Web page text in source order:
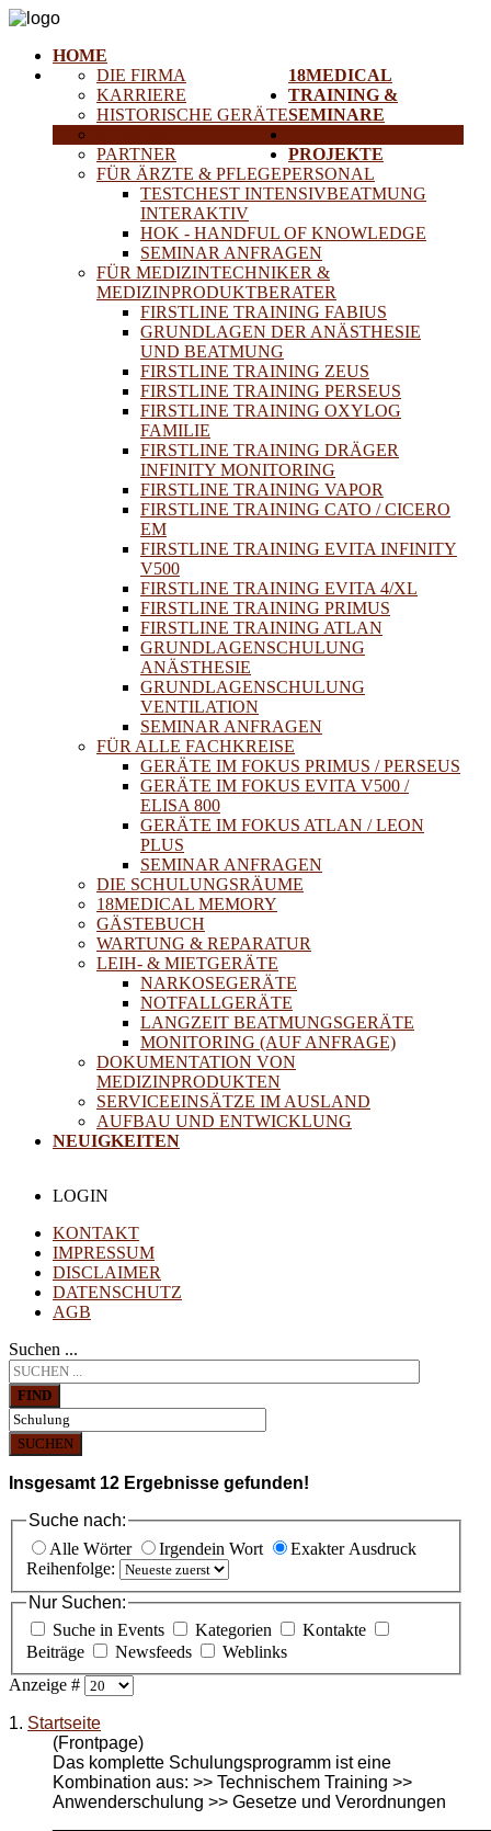
HOME
18MEDICAL
DIE FIRMA
KARRIERE
HISTORISCHE GERÄTE
PARTNER
TRAINING &
SEMINARE
FÜR ÄRZTE & PFLEGEPERSONAL
TESTCHEST INTENSIVBEATMUNG
INTERAKTIV
HOK - HANDFUL OF KNOWLEDGE
SEMINAR ANFRAGEN
FÜR MEDIZINTECHNIKER &
MEDIZINPRODUKTBERATER
FIRSTLINE TRAINING FABIUS
GRUNDLAGEN DER ANÄSTHESIE
UND BEATMUNG
FIRSTLINE TRAINING ZEUS
FIRSTLINE TRAINING PERSEUS
FIRSTLINE TRAINING OXYLOG
FAMILIE
FIRSTLINE TRAINING DRÄGER
INFINITY MONITORING
FIRSTLINE TRAINING VAPOR
FIRSTLINE TRAINING CATO / CICERO
EM
FIRSTLINE TRAINING EVITA INFINITY
V500
FIRSTLINE TRAINING EVITA 4/XL
FIRSTLINE TRAINING PRIMUS
FIRSTLINE TRAINING ATLAN
GRUNDLAGENSCHULUNG
ANÄSTHESIE
GRUNDLAGENSCHULUNG
VENTILATION
SEMINAR ANFRAGEN
FÜR ALLE FACHKREISE
GERÄTE IM FOKUS PRIMUS / PERSEUS
GERÄTE IM FOKUS EVITA V500 /
ELISA 800
GERÄTE IM FOKUS ATLAN / LEON
PLUS
SEMINAR ANFRAGEN
DIE SCHULUNGSRÄUME
18MEDICAL MEMORY
GÄSTEBUCH
WARTUNG & REPARATUR
LEIH- & MIETGERÄTE
NARKOSEGERÄTE
NOTFALLGERÄTE
LANGZEIT BEATMUNGSGERÄTE
MONITORING (AUF ANFRAGE)
DOKUMENTATION VON
MEDIZINPRODUKTEN
PROJEKTE
SERVICEEINSÄTZE IM AUSLAND
AUFBAU UND ENTWICKLUNG
NEUIGKEITEN
LOGIN
KONTAKT
IMPRESSUM
DISCLAIMER
DATENSCHUTZ
AGB
Suchen ...
FIND
SUCHEN
Insgesamt 12 Ergebnisse gefunden!
Suche nach:
Alle Wörter
Irgendein Wort
Exakter Ausdruck
Reihenfolge:
Nur Suchen:
Suche in Events
Kategorien
Kontakte
Beiträge
Newsfeeds
Weblinks
Anzeige #
1. Startseite
(Frontpage)
Das komplette Schulungsprogramm ist eine
Kombination aus: >> Technischem Training >>
Anwenderschulung >> Gesetze und Verordnungen